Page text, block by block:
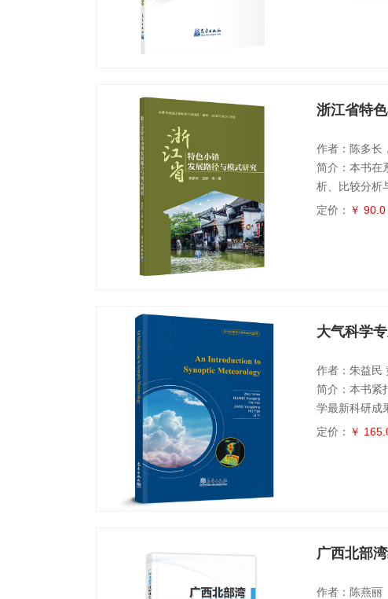
浙江省特
作者：陈多长
简介：本书在
析、比较分析
浙江省特色小
定价： ￥ 90.0
作者：朱益民
简介：本书紧
学最新科研成
需求。全书主
定价： ￥
广西北部
作者：陈燕丽